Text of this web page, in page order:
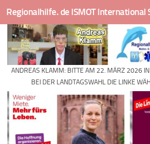
Skip to content
ANDREAS KLAMM: BITTE AM 22. MÄRZ 2026
BEI DER LANDTAGSWAHL DIE LINKE